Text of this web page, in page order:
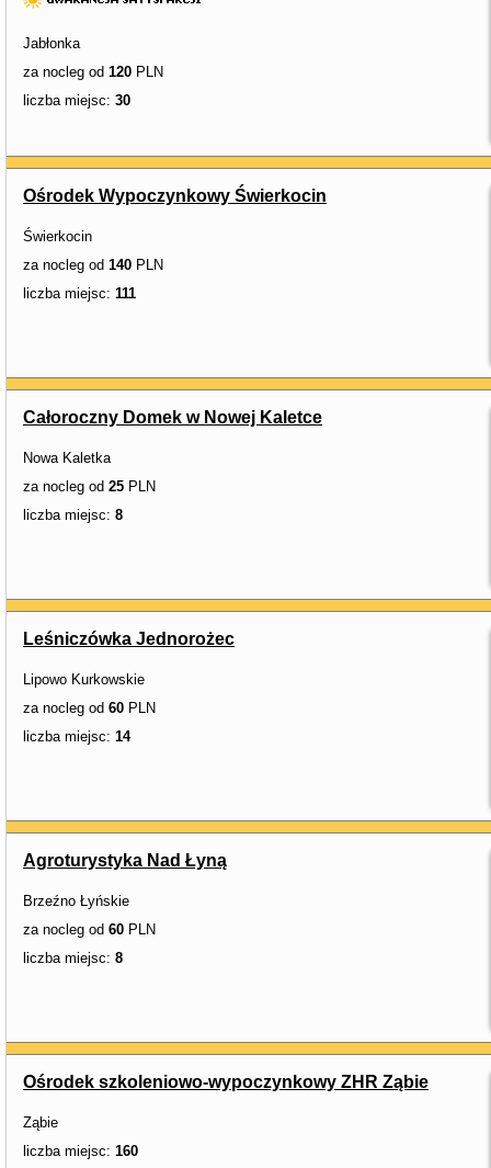
Jabłonka
za nocleg od 120 PLN
liczba miejsc: 30
Ośrodek Wypoczynkowy Świerkocin
Świerkocin
za nocleg od 140 PLN
liczba miejsc: 111
Całoroczny Domek w Nowej Kaletce
Nowa Kaletka
za nocleg od 25 PLN
liczba miejsc: 8
Leśniczówka Jednorożec
Lipowo Kurkowskie
za nocleg od 60 PLN
liczba miejsc: 14
Agroturystyka Nad Łyną
Brzeźno Łyńskie
za nocleg od 60 PLN
liczba miejsc: 8
Ośrodek szkoleniowo-wypoczynkowy ZHR Ząbie
Ząbie
liczba miejsc: 160